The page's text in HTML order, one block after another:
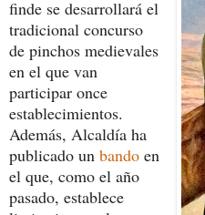
finde se desarrollará el
tradicional concurso
de pinchos medievales
en el que van
participar once
establecimientos.
Además, Alcaldía ha
publicado un bando en
el que, como el año
pasado, establece